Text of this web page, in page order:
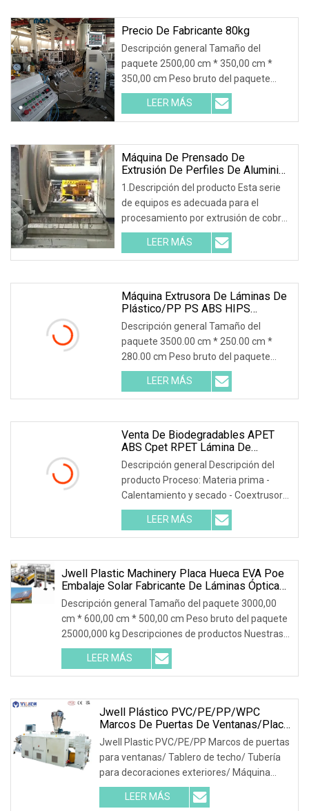
de bajo punto de rocío" para
Precio De Fabricante 80kg
Descripción general Tamaño del
paquete 2500,00 cm * 350,00 cm *
350,00 cm Peso bruto del paquete
19000,000 kg Descripción del producto
máquina para fabricar tubos,
extrusora, máquina, línea, equipo, línea
LEER MÁS
Máquina De Prensado De
Extrusión De Perfiles De Aluminio
De Calidad Europea
1.Descripción del producto Esta serie
de equipos es adecuada para el
procesamiento por extrusión de cobre,
litio, zinc, aluminio, magnesio, plomo y
otros metales y sus aleaciones, y
puede producir diversos
LEER MÁS
Máquina Extrusora De Láminas De
Plástico/PP PS ABS HIPS
Theromofroming Máquina De
Extrusión De Láminas En Rollo
Descripción general Tamaño del
paquete 3500.00 cm * 250.00 cm *
280.00 cm Peso bruto del paquete
15000.000 kg Descripción del producto
Máquina extrusora de láminas de
plástico / PP PS Theromofroming Roll
LEER MÁS
Venta De Biodegradables APET
ABS Cpet RPET Lámina De
Plástico Tubo Extrusor De Tornillo
De Tubo Máquina Formadora De
Vacío Para Equipaje/máquina De
Extrusión De Termoformado De
Maletas
Descripción general Descripción del
producto Proceso: Materia prima -
Calentamiento y secado - Coextrusora
y forma - enfriamiento y transporte -
corte y acabado de láminas
Característica de la máquina: La
línea de ABS es capaz de
LEER MÁS
Jwell Plastic Machinery Placa Hueca EVA Poe
Embalaje Solar Fabricante De Láminas Ópticas
Y Proveedor De Máquinas Para Fabricar
Extrusiones De
Tableros/películas/tuberías/perfiles/reciclaje
Descripción general Tamaño del paquete 3000,00
cm * 600,00 cm * 500,00 cm Peso bruto del paquete
25000,000 kg Descripciones de productos Nuestras
ventajas Taller Procesamiento Control de calidad
Servicio global y capacitación Embalaje y
LEER MÁS
Jwell Plástico PVC/PE/PP/WPC
Marcos De Puertas De Ventanas/placa
De
Techo/paneles/zócalos/tubo/láminas
De Película/máquina De Extrusión De
Tubos
Jwell Plastic PVC/PE/PP Marcos de puertas
para ventanas/ Tablero de techo/ Tubería
para decoraciones exteriores/ Máquina
para fabricar perfiles de extrusión Línea de
extrusión de perfiles de PVC de alta
LEER MÁS